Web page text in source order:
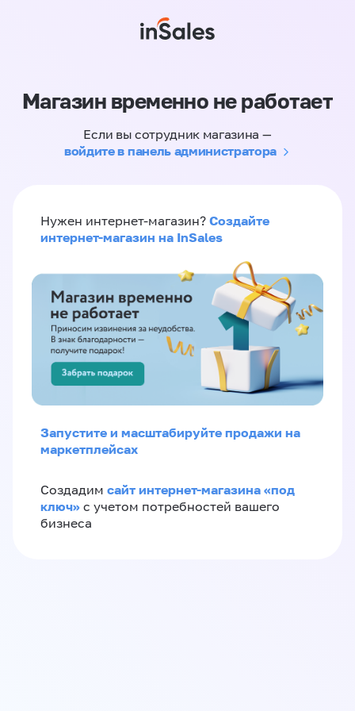
Магазин временно не работает
Если вы сотрудник магазина —
войдите в панель администратора
Нужен интернет-магазин? Создайте
интернет-магазин на InSales
Запустите и масштабируйте продажи на
маркетплейсах
Создадим сайт интернет-магазина «под
ключ» с учетом потребностей вашего
бизнеса